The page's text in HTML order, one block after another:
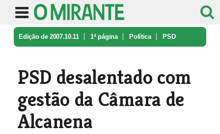
Edição de 2007.10.11 1ª página Política PSD
PSD desalentado com
gestão da Câmara de
Alcanena